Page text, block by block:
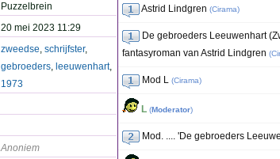
Puzzelbrein
20 mei 2023 11:29
zweedse, schrijfster,
gebroeders, leeuwenhart,
1973
Anoniem
Astrid Lindgren (Cirama)
De gebroeders Leeuwenhart
fantasyroman van Astrid Lindgren (
Mod L (Cirama)
L (Moderator)
Mod. .... 'De gebroeders